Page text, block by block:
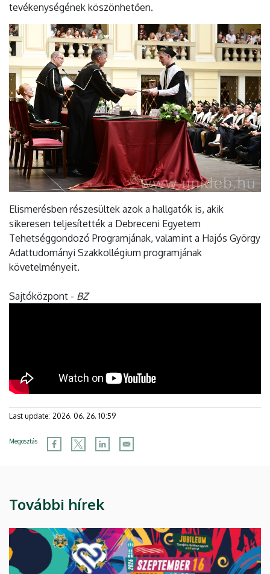
tevékenységének köszönhetően.
Elismerésben részesültek azok a hallgatók is, akik
sikeresen teljesítették a Debreceni Egyetem
Tehetséggondozó Programjának, valamint a Hajós György
Adattudományi Szakkollégium programjának
követelményeit.
Sajtóközpont - BZ
Last update: 2026. 06. 26. 10:59
Megosztás
További hírek